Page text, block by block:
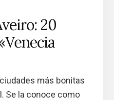
20
más bonitas
Se la conoce como